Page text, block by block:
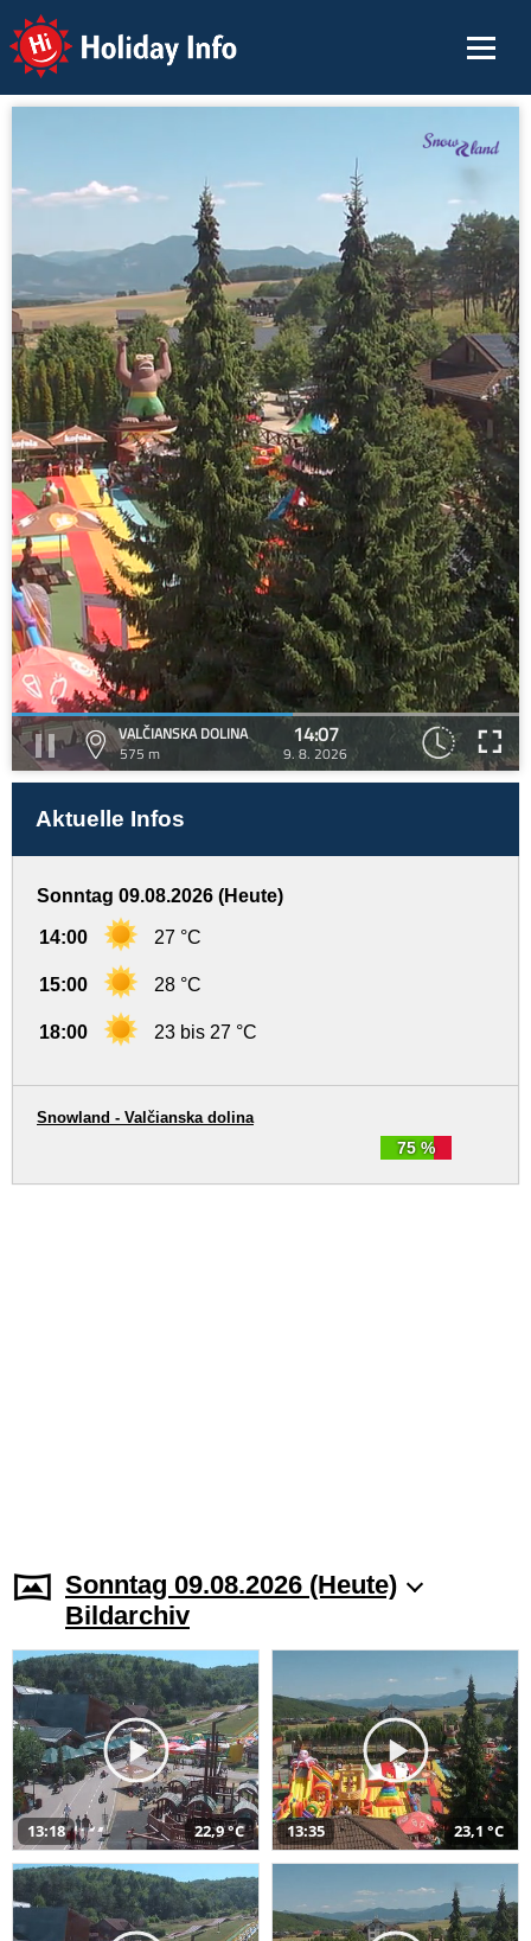
Holiday Info
VALČIANSKA DOLINA
575 m
14:07
9. 8. 2026
Aktuelle Infos
Sonntag 09.08.2026 (Heute)
14:00 27 °C
15:00 28 °C
18:00 23 bis 27 °C
75 %
Snowland - Valčianska dolina
Sonntag 09.08.2026 (Heute)
Bildarchiv
13:18 22,9 °C 13:35 23,1 °C